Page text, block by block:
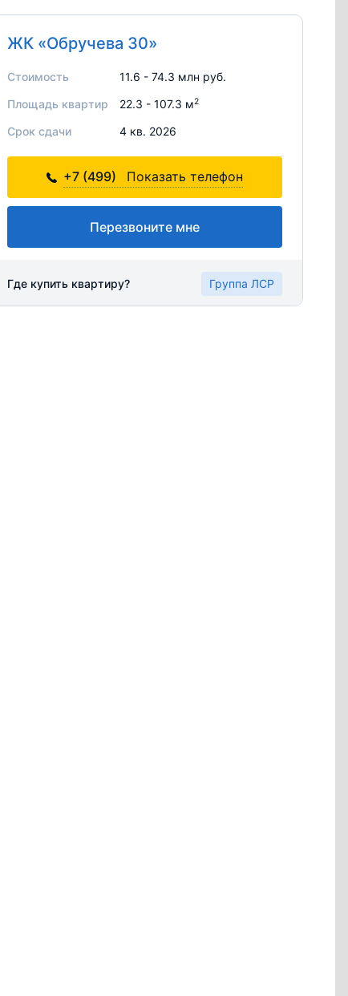
ЖК «Обручева 30»
Стоимость
11.6 - 74.3 млн руб.
Площадь квартир
22.3 - 107.3 м2
Срок сдачи 4 кв. 2026
+7 (499) Показать телефон
Перезвоните мне
Где купить квартиру? Группа ЛСР